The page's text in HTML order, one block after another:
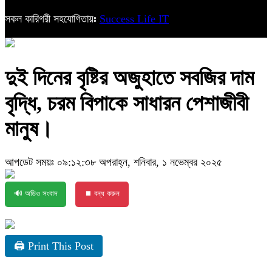
সকল কারিগরী সহযোগিতায়ঃ Success Life IT
দুই দিনের বৃষ্টির অজুহাতে সবজির দাম
বৃদ্ধি, চরম বিপাকে সাধারন পেশাজীবী
মানুষ।
আপডেট সময়ঃ ০৯:১২:৩৮ অপরাহ্ন, শনিবার, ১ নভেম্বর ২০২৫
🔊 অডিও সংবাদ ⏹ বন্ধ করুন
🖨 Print This Post